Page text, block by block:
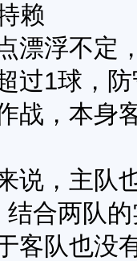
赖
漂浮不定
过1球，
战，本身
说，主队
合两队
客队也没